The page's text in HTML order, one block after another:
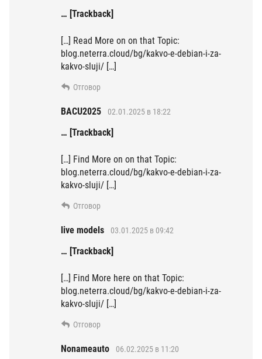
… [Trackback]
[…] Read More on on that Topic:
blog.neterra.cloud/bg/kakvo-e-debian-i-za-
kakvo-sluji/ […]
Отговор
BACU2025 02.01.2025 в 18:22
… [Trackback]
[…] Find More on on that Topic:
blog.neterra.cloud/bg/kakvo-e-debian-i-za-
kakvo-sluji/ […]
Отговор
live models 03.01.2025 в 09:42
… [Trackback]
[…] Find More here on that Topic:
blog.neterra.cloud/bg/kakvo-e-debian-i-za-
kakvo-sluji/ […]
Отговор
Nonameauto 06.02.2025 в 11:20